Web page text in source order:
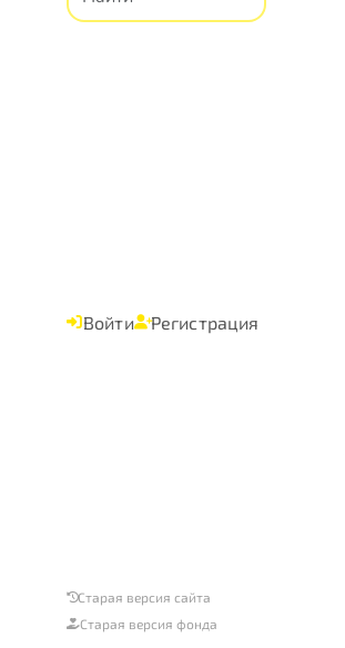
Войти Регистрация
Старая версия сайта
Старая версия фонда